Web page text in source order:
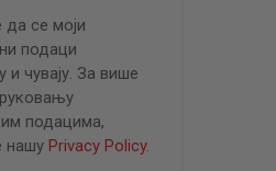
се моји
подаци
и чувају. За више
подацима,
нашу Privacy Policy.